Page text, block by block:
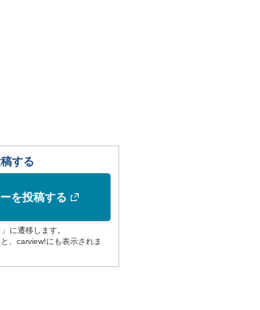
する
を投稿する
に遷移します。
、carview!にも表示されま